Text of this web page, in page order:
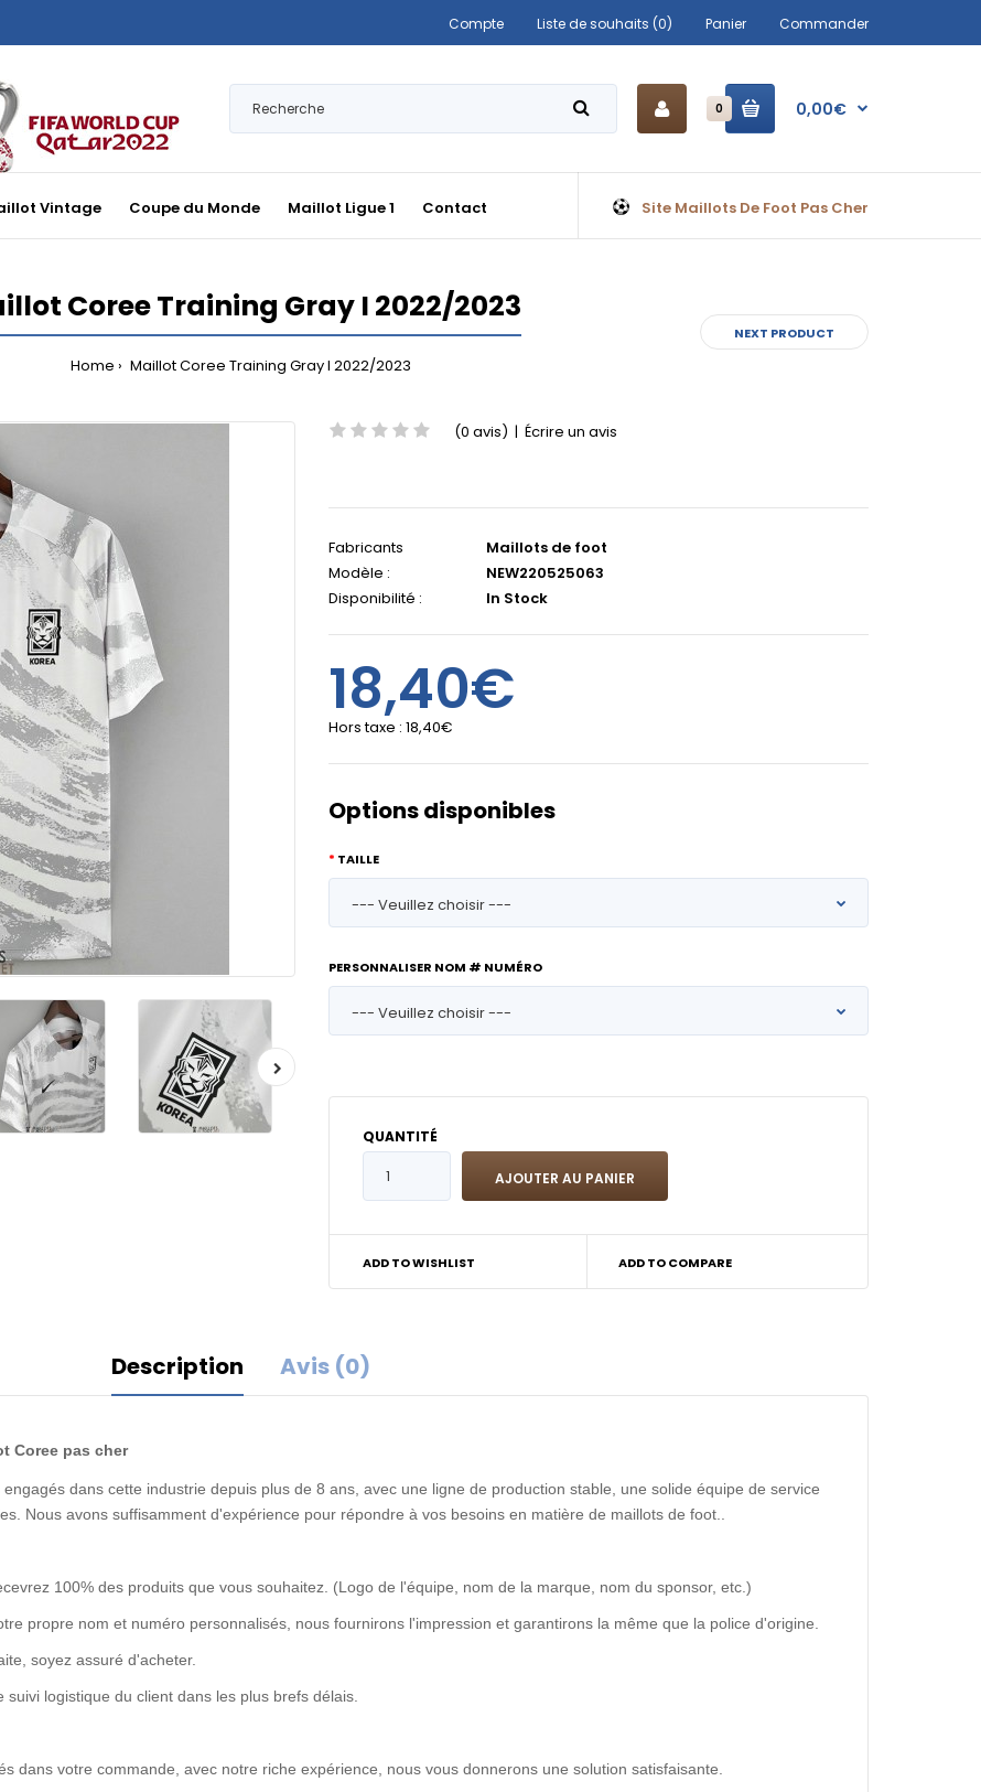
Compte Liste de souhaits (0) Panier Commander
0 0,00€
Vintage Coupe du Monde Maillot Ligue 1 Contact Site Maillots De Foot Pas Cher
Coree Training Gray I 2022/2023
Home Maillot Coree Training Gray I 2022/2023
NEXT PRODUCT
(0 avis) | Écrire un avis
Fabricants
Maillots de foot
Modèle :
NEW220525063
Disponibilité :
In Stock
18,40€
Hors taxe : 18,40€
Options disponibles
TAILLE
PERSONNALISER NOM # NUMÉRO
QUANTITÉ
ADD TO WISHLIST ADD TO COMPARE
Description Avis (0)
Coree pas cher
dans cette industrie depuis plus de 8 ans, avec une ligne de production stable, une solide équipe de service
Nous avons suffisamment d'expérience pour répondre à vos besoins en matière de maillots de foot..
100% des produits que vous souhaitez. (Logo de l'équipe, nom de la marque, nom du sponsor, etc.)
propre nom et numéro personnalisés, nous fournirons l'impression et garantirons la même que la police d'origine.
soyez assuré d'acheter.
logistique du client dans les plus brefs délais.
dans votre commande, avec notre riche expérience, nous vous donnerons une solution satisfaisante.